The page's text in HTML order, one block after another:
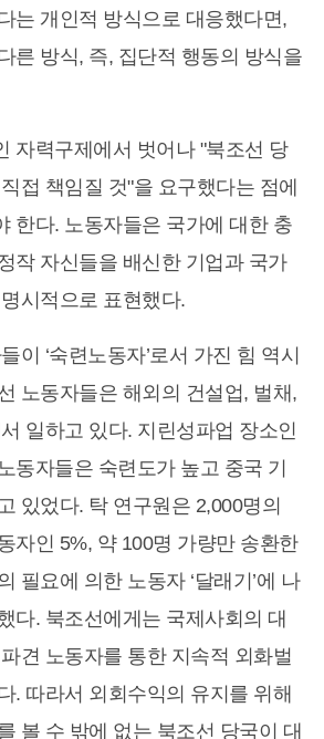
는 개인적 방식으로 대응했다면,
른 방식, 즉, 집단적 행동의 방식을
자력구제에서 벗어나 "북조선 당
접 책임질 것"을 요구했다는 점에
한다. 노동자들은 국가에 대한 충
작 자신들을 배신한 기업과 국가
시적으로 표현했다.
이 ‘숙련노동자’로서 가진 힘 역시
노동자들은 해외의 건설업, 벌채,
일하고 있다. 지린성파업 장소인
동자들은 숙련도가 높고 중국 기
있었다. 탁 연구원은 2,000명의
자인 5%, 약 100명 가량만 송환한
필요에 의한 노동자 ‘달래기’에 나
다. 북조선에게는 국제사회의 대
견 노동자를 통한 지속적 외화벌
. 따라서 외회수익의 유지를 위해
볼 수 밖에 없는 북조선 당국이 대